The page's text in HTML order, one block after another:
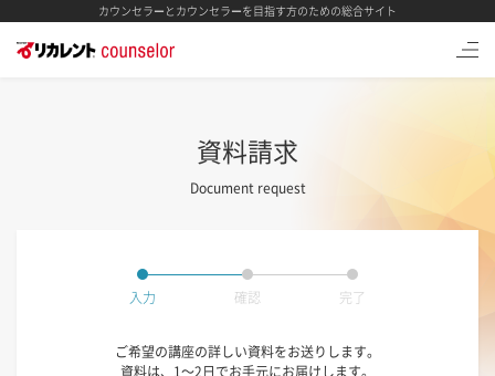
カウンセラーとカウンセラーを目指す方のための総合サイト
資料請求
Document request
入力 確認 完了
ご希望の講座の詳しい資料をお送りします。
資料は、1～2日でお手元にお届けします。